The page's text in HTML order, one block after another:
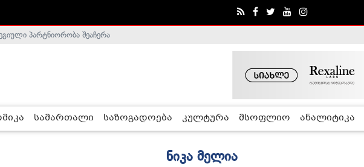
არალეგიტიმურია - ჰელსინკის კომისია
პარტნიორობა შეაჩერა
სამართალი საზოგადოება კულტურა მსოფლიო ანალიტიკა
ნიკა მელია